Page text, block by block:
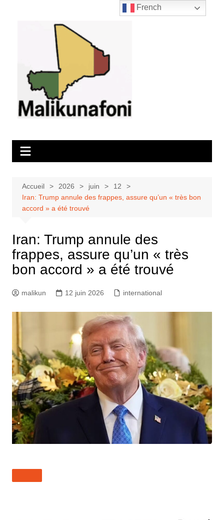
Accueil 2026 juin
12
Iran: Trump annule des frappes, assure qu’un « très bon
accord » a été trouvé
Iran: Trump annule des
frappes, assure qu’un « très
bon accord » a été trouvé
malikun 12 juin 2026 international
French